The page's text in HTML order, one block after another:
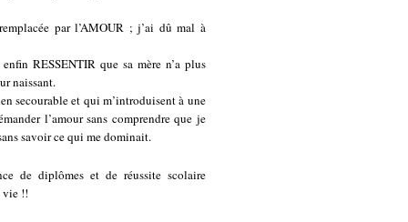
par l’AMOUR ; j’ai dû mal à
RESSENTIR que sa mère n’a plus
naissant.
secourable et qui m’introduisent à une
l’amour sans comprendre que je
savoir ce qui me dominait.
de diplômes et de réussite scolaire
vie !!